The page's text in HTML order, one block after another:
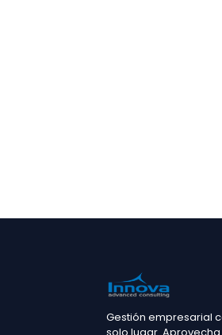
Gestión empresarial